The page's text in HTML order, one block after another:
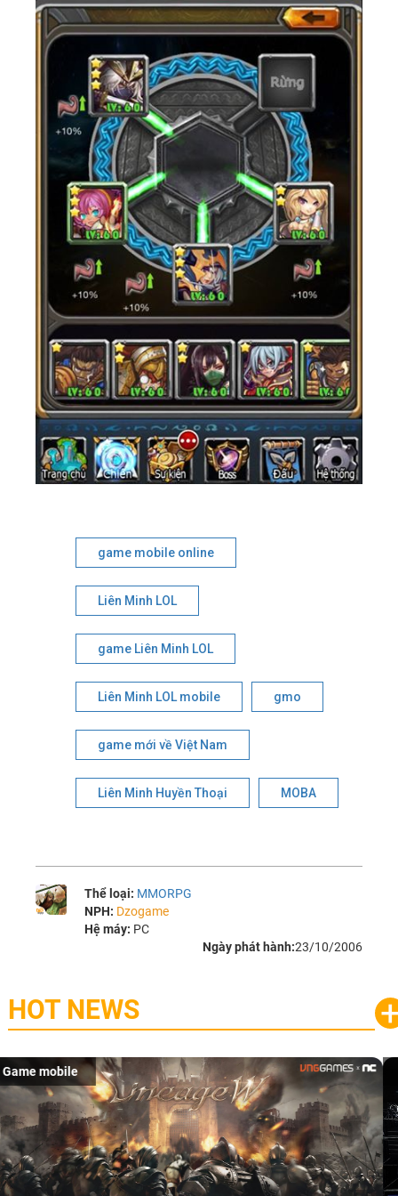
game mobile online
Liên Minh LOL
game Liên Minh LOL
Liên Minh LOL mobile gmo
game mới về Việt Nam
Liên Minh Huyền Thoại MOBA
Thể loại: MMORPG
NPH: Dzogame
Hệ máy: PC
Ngày phát hành:23/10/2006
HOT NEWS
eSports